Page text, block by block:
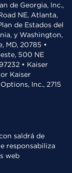
de Georgia, Inc.,
NE, Atlanta,
de Estados del
y Washington,
MD, 20785 •
500 NE
• Kaiser
Kaiser
Inc., 2715
saldrá de
responsabiliza
web